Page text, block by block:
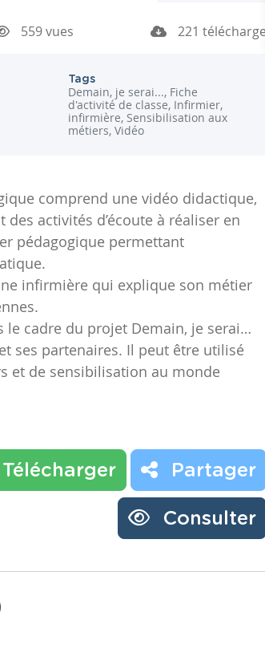
559 vues 221
Tags
Demain, je serai..., Fiche
d'activité de classe, Infirmier,
infirmière, Sensibilisation aux
métiers, Vidéo
comprend une vidéo didactique,
activités d’écoute à réaliser en
pédagogique permettant
infirmière qui explique son métier
le cadre du projet Demain, je serai…
ses partenaires. Il peut être utilisé
et de sensibilisation au monde
Télécharger Partager
Consulter